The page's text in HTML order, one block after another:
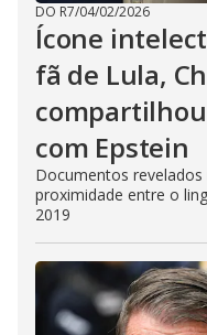
DO R7/04/02/2026
Ícone
fã de Lula,
com Epstein
Documentos
proximidade entre o
2019